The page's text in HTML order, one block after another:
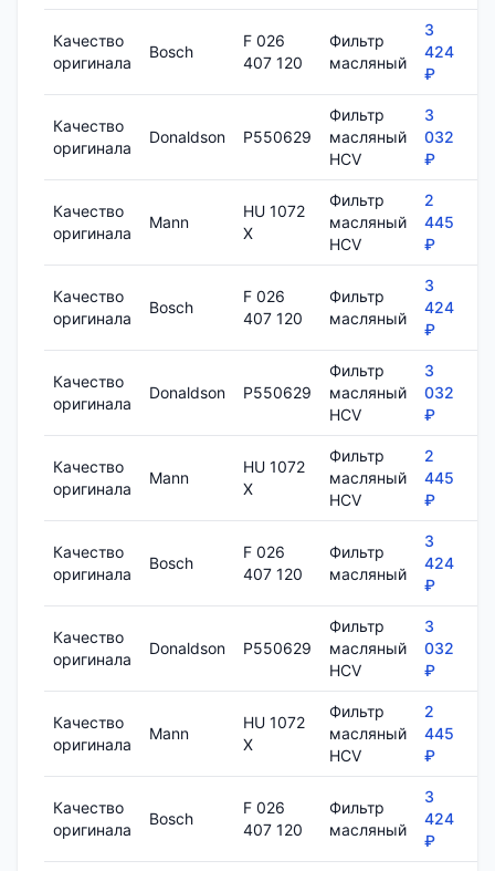
Качество
оригинала
Bosch
F 026
407 120
Фильтр
масляный
3
424
₽
Качество
оригинала
Donaldson P550629
Фильтр
масляный
HCV
3
032
₽
Качество
оригинала
Mann
HU 1072
X
Фильтр
масляный
HCV
2
445
₽
Качество
оригинала
Bosch
F 026
407 120
Фильтр
масляный
3
424
₽
Качество
оригинала
Donaldson P550629
Фильтр
масляный
HCV
3
032
₽
Качество
оригинала
Mann
HU 1072
X
Фильтр
масляный
HCV
2
445
₽
Качество
оригинала
Bosch
F 026
407 120
Фильтр
масляный
3
424
₽
Качество
оригинала
Donaldson P550629
Фильтр
масляный
HCV
3
032
₽
Качество
оригинала
Mann
HU 1072
X
Фильтр
масляный
HCV
2
445
₽
Качество
оригинала
Bosch
F 026
407 120
Фильтр
масляный
3
424
₽